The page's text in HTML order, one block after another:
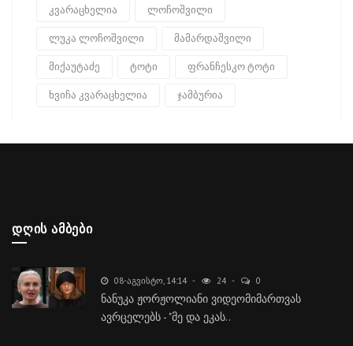
კვარაცხელია ლოჩოშვილი
ლუკა ლოჩოშვილი მამარდაშვილი
მიქაუტაძე ტოტი ფრანჩესკო ტოტი
ხვიჩა კვარაცხელია ჯამბურია
ᲓᲦᲘᲡ ᲐᲛᲑᲔᲑᲘ
08-ᲐᲒᲕᲘᲡᲢᲝ, 14:14 24 0
ნანუკა ჟორჟოლიანი ვიდეომიმართვას
ავრცელებს - "მე და ეკას..